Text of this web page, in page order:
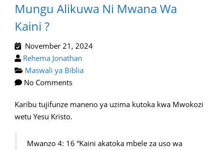
Mungu Alikuwa Ni Mwana Wa
Kaini ?
November 21, 2024
Rehema Jonathan
Maswali ya Biblia
No Comments
Karibu tujifunze maneno ya uzima kutoka kwa Mwokozi
wetu Yesu Kristo.
Mwanzo 4: 16 “Kaini akatoka mbele za uso wa